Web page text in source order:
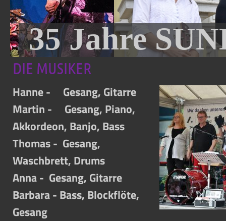
35 Jahre
DIE MUSIKER
Hanne - Gesang, Gitarre
Martin - Gesang, Piano,
Akkordeon, Banjo, Bass
Thomas - Gesang,
Waschbrett, Drums
Anna - Gesang, Gitarre
Barbara - Bass, Blockflöte,
Gesang